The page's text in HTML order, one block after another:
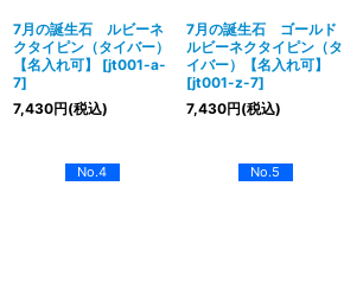
7月の誕生石 ルビーネ
クタイピン（タイバー）
【名入れ可】
[jt001-a-
7]
7,430円(税込)
7月の誕生石 ゴールド
ルビーネクタイピン（タ
イバー）【名入れ可】
[jt001-z-7]
7,430円(税込)
No.4 No.5